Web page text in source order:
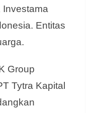
Investama
Entitas
Group
Tytra Kapital